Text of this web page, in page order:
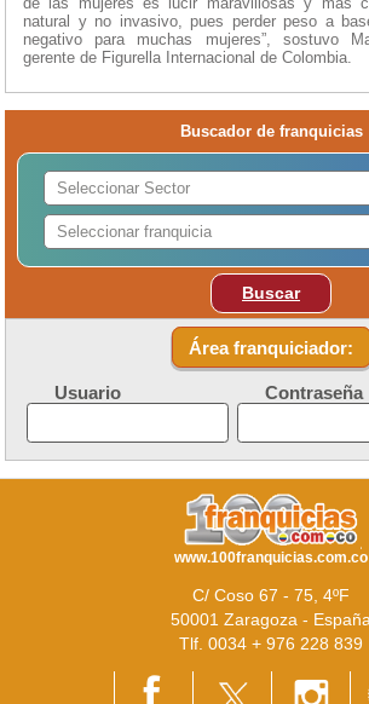
natural y no invasivo, pues perder peso a
negativo para muchas mujeres”, sostuvo
gerente de Figurella Internacional de Colombia.
Buscador de franquicias
Buscar
Área franquiciador:
Usuario Contraseña
www.100franquicias.com.co
C/ Coso 67 - 75, 4ºF
50001 Zaragoza -
Tlf. 0034 + 976 228 839